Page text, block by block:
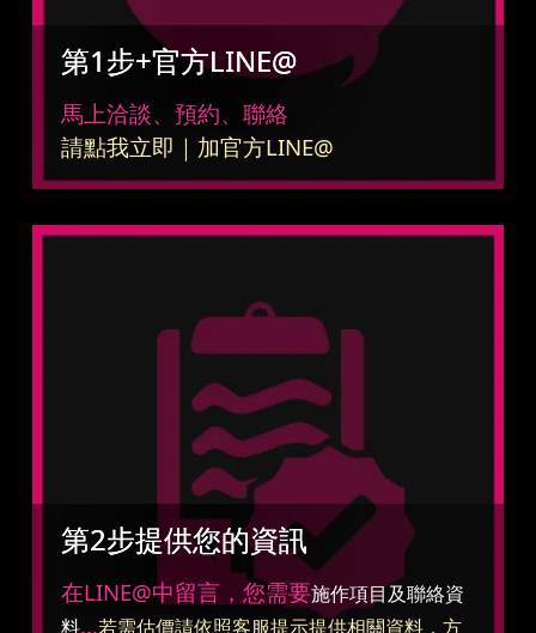
第1步+官方LINE@
馬上洽談、預約、聯絡
請點我立即｜加官方LINE@
第2步提供您的資訊
在LINE@中留言，您需要施作項目及聯絡資
料...若需估價請依照客服提示提供相關資料，方